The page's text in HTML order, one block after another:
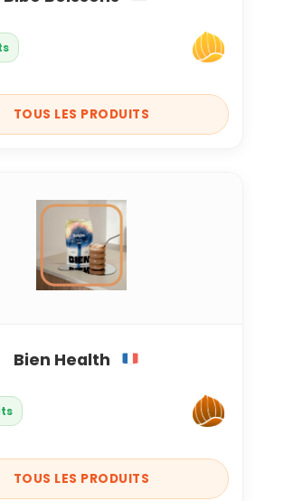
TOUS LES PRODUITS
Bien Health
TOUS LES PRODUITS